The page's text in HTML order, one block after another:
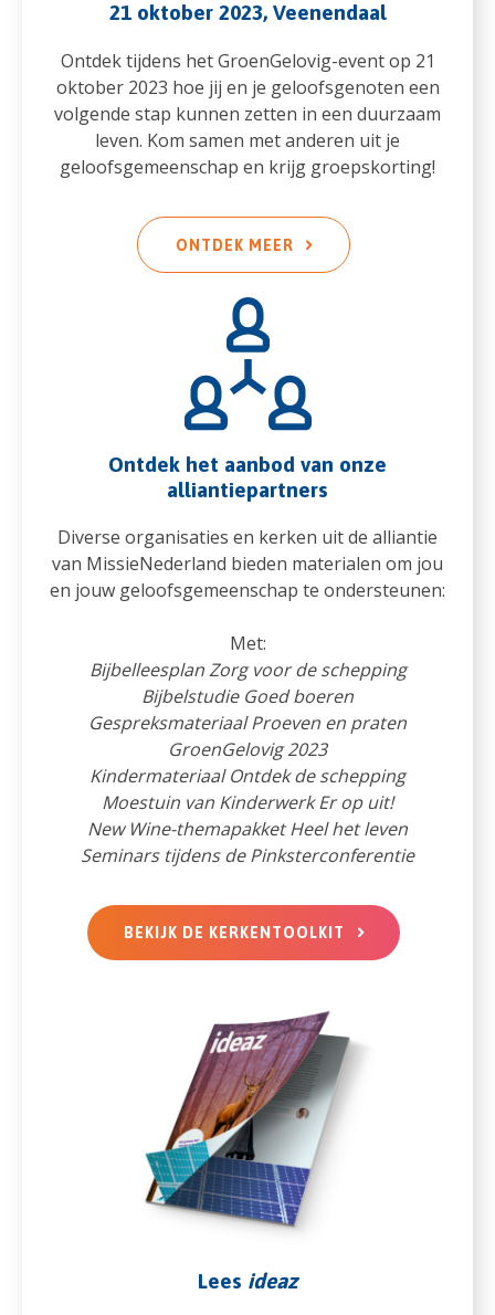
21 oktober 2023, Veenendaal
Ontdek tijdens het GroenGelovig-event op 21
oktober 2023 hoe jij en je geloofsgenoten een
volgende stap kunnen zetten in een duurzaam
leven. Kom samen met anderen uit je
geloofsgemeenschap en krijg groepskorting!
ONTDEK MEER
Ontdek het aanbod van onze
alliantiepartners
Diverse organisaties en kerken uit de alliantie
van MissieNederland bieden materialen om jou
en jouw geloofsgemeenschap te ondersteunen:
Met:
Bijbelleesplan Zorg voor de schepping
Bijbelstudie Goed boeren
Gespreksmateriaal Proeven en praten
GroenGelovig 2023
Kindermateriaal Ontdek de schepping
Moestuin van Kinderwerk Er op uit!
New Wine-themapakket Heel het leven
Seminars tijdens de Pinksterconferentie
BEKIJK DE KERKENTOOLKIT
Lees ideaz